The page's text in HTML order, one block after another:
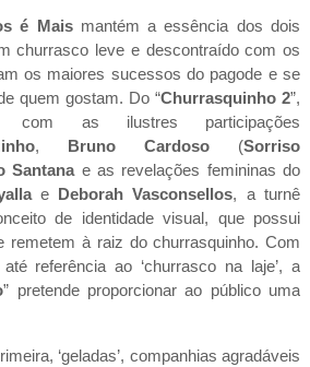
é Maismantém a essência dos dois
churrasco leve e descontraído com os
os maiores sucessos do pagode e se
quem gostam. Do “Churrasquinho 2”,
as ilustres participações
, Bruno Cardoso (Sorriso
Santanae as revelações femininas do
e Deborah Vasconsellos, a turnê
de identidade visual, que possui
remetem à raiz do churrasquinho. Com
referência ao ‘churrasco na laje’, a
” pretende proporcionar ao público uma
‘geladas’, companhias agradáveis